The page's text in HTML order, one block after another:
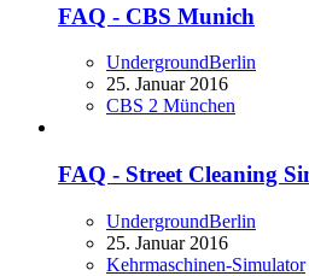
FAQ - CBS Munich
UndergroundBerlin
25. Januar 2016
CBS 2 München
FAQ - Street Cleaning
UndergroundBerlin
25. Januar 2016
Kehrmaschinen-Simulator